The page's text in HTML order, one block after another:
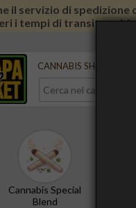
il servizio di
i tempi di transito
CANNABIS SHOP
Cannabis Special
Blend